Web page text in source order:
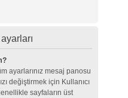
ayarlarınız mesaj panosu
değiştirmek için Kullanıcı
sayfaların üst